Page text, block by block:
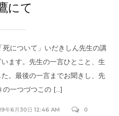
にて
について」いだきしん先生の講
ます。先生の一言ひとこと、生
。最後の一言までお聞きし、先
の一つづつこの […]
年6月30日 12:46 AM 0